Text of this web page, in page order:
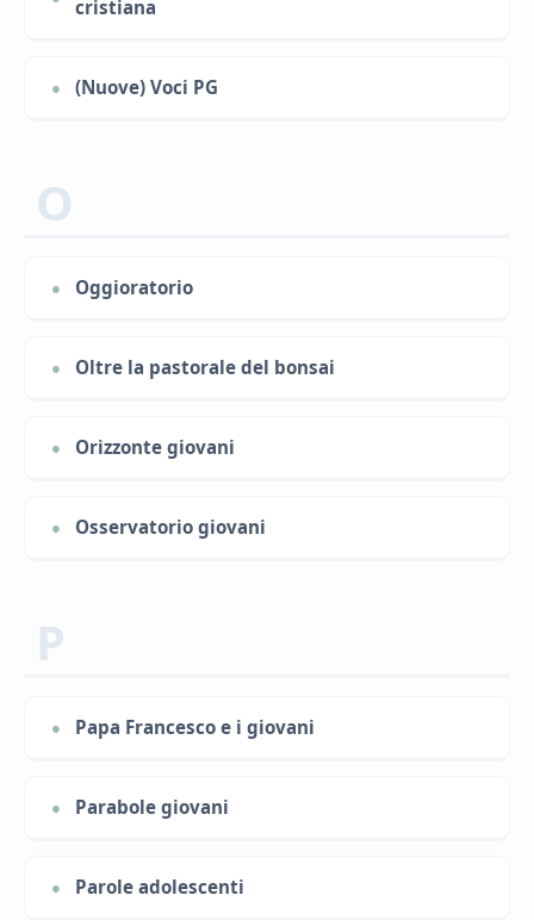
cristiana
(Nuove) Voci PG
O
Oggioratorio
Oltre la pastorale del bonsai
Orizzonte giovani
Osservatorio giovani
P
Papa Francesco e i giovani
Parabole giovani
Parole adolescenti